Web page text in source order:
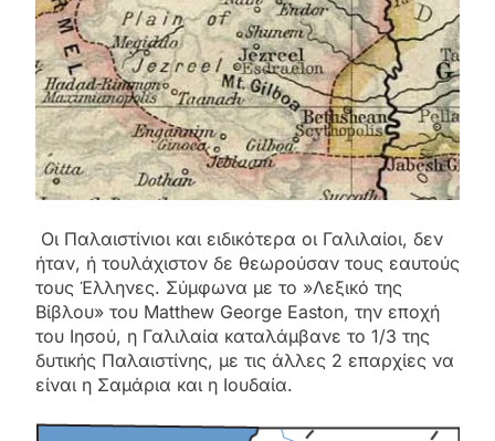
Οι Παλαιστίνιοι και ειδικότερα οι Γαλιλαίοι, δεν
ήταν, ή τουλάχιστον δε θεωρούσαν τους εαυτούς
τους Έλληνες. Σύμφωνα με το »Λεξικό της
Βίβλου» του Matthew George Easton, την εποχή
του Ιησού, η Γαλιλαία καταλάμβανε το 1/3 της
δυτικής Παλαιστίνης, με τις άλλες 2 επαρχίες να
είναι η Σαμάρια και η Ιουδαία.